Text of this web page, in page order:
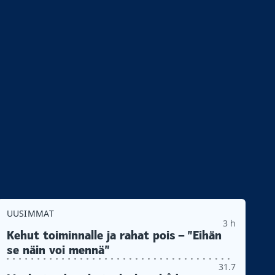
UUSIMMAT
3 h
Kehut toiminnalle ja rahat pois – ”Eihän
se näin voi mennä”
31.7